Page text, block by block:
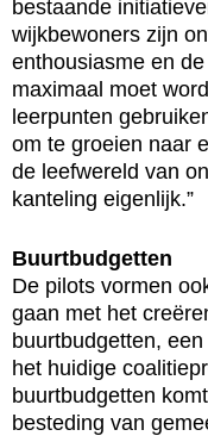
bestaande
wijkbewoners zijn
enthousiasme en
maximaal moet
leerpunten
om te groeien naar
de leefwereld van
kanteling eigenlijk.”
Buurtbudgetten
De pilots vormen
gaan met het
buurtbudgetten,
het huidige
buurtbudgetten
besteding van